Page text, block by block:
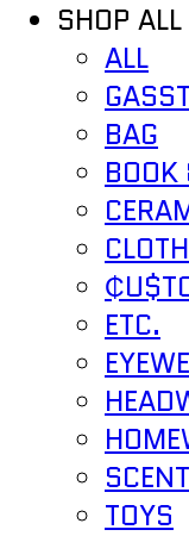
SHOP ALL
ALL
BAG
BOOK
ETC.
SCENT
TOYS